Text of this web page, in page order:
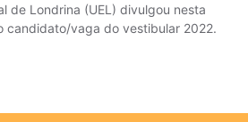
de Londrina (UEL) divulgou nesta
candidato/vaga do vestibular 2022.